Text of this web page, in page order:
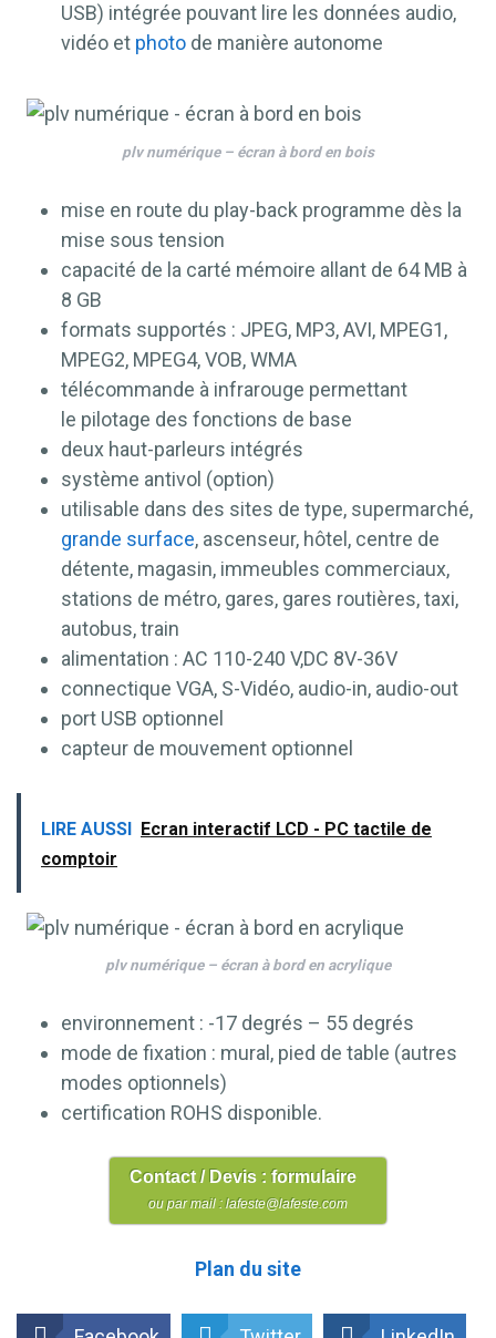
USB) intégrée pouvant lire les données audio,
vidéo et photo de manière autonome
plv numérique – écran à bord en bois
mise en route du play-back programme dès la
mise sous tension
capacité de la carté mémoire allant de 64 MB à
8 GB
formats supportés : JPEG, MP3, AVI, MPEG1,
MPEG2, MPEG4, VOB, WMA
télécommande à infrarouge permettant
le pilotage des fonctions de base
deux haut-parleurs intégrés
système antivol (option)
utilisable dans des sites de type, supermarché,
grande surface, ascenseur, hôtel, centre de
détente, magasin, immeubles commerciaux,
stations de métro, gares, gares routières, taxi,
autobus, train
alimentation : AC 110-240 V,DC 8V-36V
connectique VGA, S-Vidéo, audio-in, audio-out
port USB optionnel
capteur de mouvement optionnel
LIRE AUSSI Ecran interactif LCD - PC tactile de
comptoir
plv numérique – écran à bord en acrylique
environnement : -17 degrés – 55 degrés
mode de fixation : mural, pied de table (autres
modes optionnels)
certification ROHS disponible.
Contact / Devis : formulaire
ou par mail : lafeste@lafeste.com
Plan du site